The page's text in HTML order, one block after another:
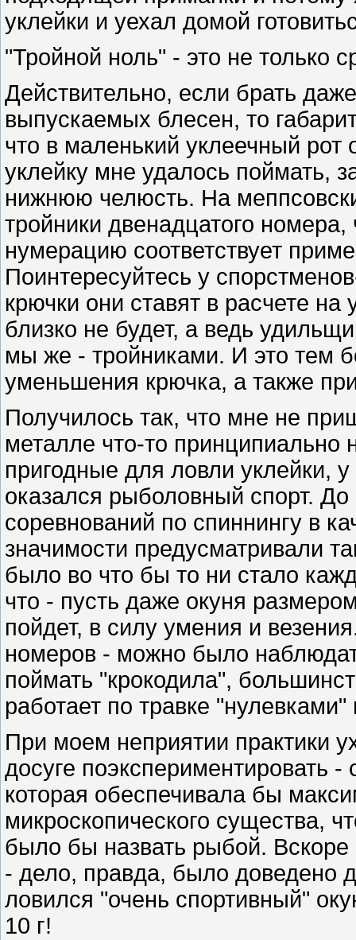
уклейки и уехал домой
"Тройной ноль" - это не только
Действительно, если брать
выпускаемых блесен, то
что в маленький уклеечный рот
уклейку мне удалось поймать,
нижнюю челюсть. На
тройники двенадцатого
нумерацию соответствует
Поинтересуйтесь у
крючки они ставят в расчете
близко не будет, а ведь
мы же - тройниками. И это тем
уменьшения крючка, а также
Получилось так, что мне не
металле что-то принципиально
пригодные для ловли уклейки,
оказался рыболовный спорт.
соревнований по спиннингу в
значимости предусматривали
было во что бы то ни стало
что - пусть даже окуня
пойдет, в силу умения и
номеров - можно было
поймать "крокодила",
работает по травке
При моем неприятии практики
досуге поэкспериментировать
которая обеспечивала бы
микроскопического существа,
было бы назвать рыбой.
- дело, правда, было доведено
ловился "очень спортивный"
10 г!